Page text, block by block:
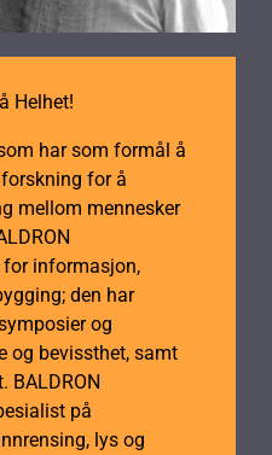
Helhet!
har som formål å
for å
mellom mennesker
informasjon,
den har
og
og bevissthet, samt
BALDRON
på
lys og